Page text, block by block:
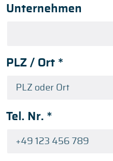
Unternehmen
PLZ / Ort *
Tel. Nr. *